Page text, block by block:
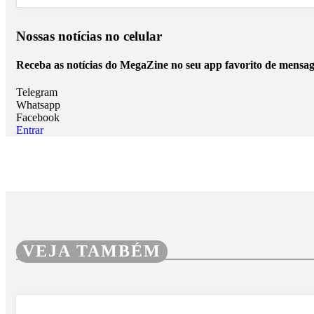
Nossas notícias no celular
Receba as notícias do MegaZine no seu app favorito de
Telegram
Whatsapp
Facebook
Entrar
VEJA TAMBÉM